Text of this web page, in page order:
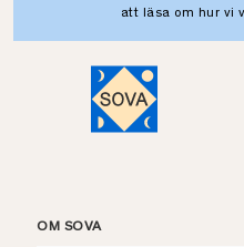
att läsa om hur vi
OM SOVA